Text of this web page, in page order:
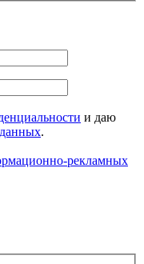
и даю
.
рекламных